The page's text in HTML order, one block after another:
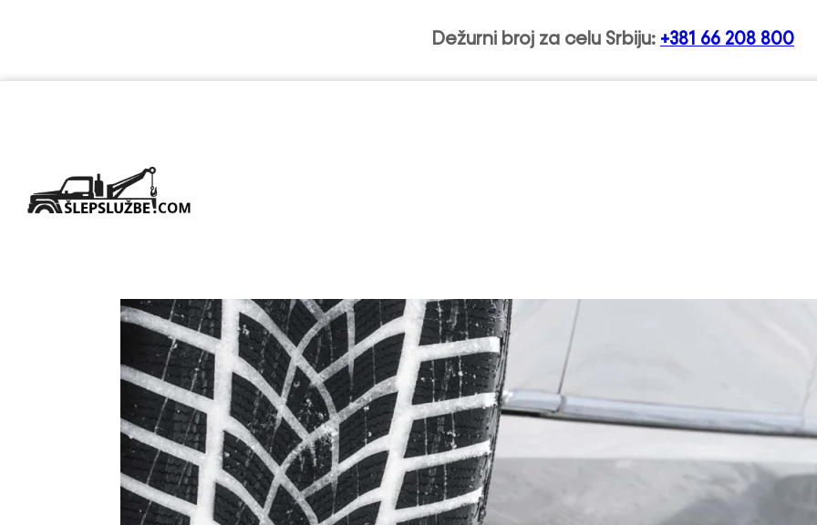
Dežurni broj za celu Srbiju: +381 66 208 800
Koliko je opasno voziti sa